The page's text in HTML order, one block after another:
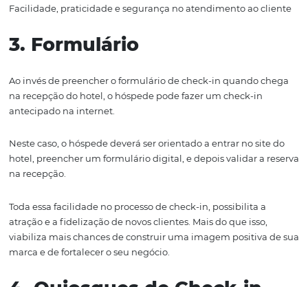
dúvidasmais frequentes dos hóspedes.Dependendo do
no check-in e se o viajante não estiver preparado pode
Uma das formas mais eficientes de se resolver isso, é
informações e documentos necessários para o check-in.
A ideia é tornar
2. Chatbot
Caso você não goste muito da ideia de criar um FAQ, o